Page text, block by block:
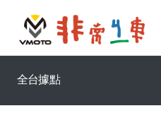
全台據點